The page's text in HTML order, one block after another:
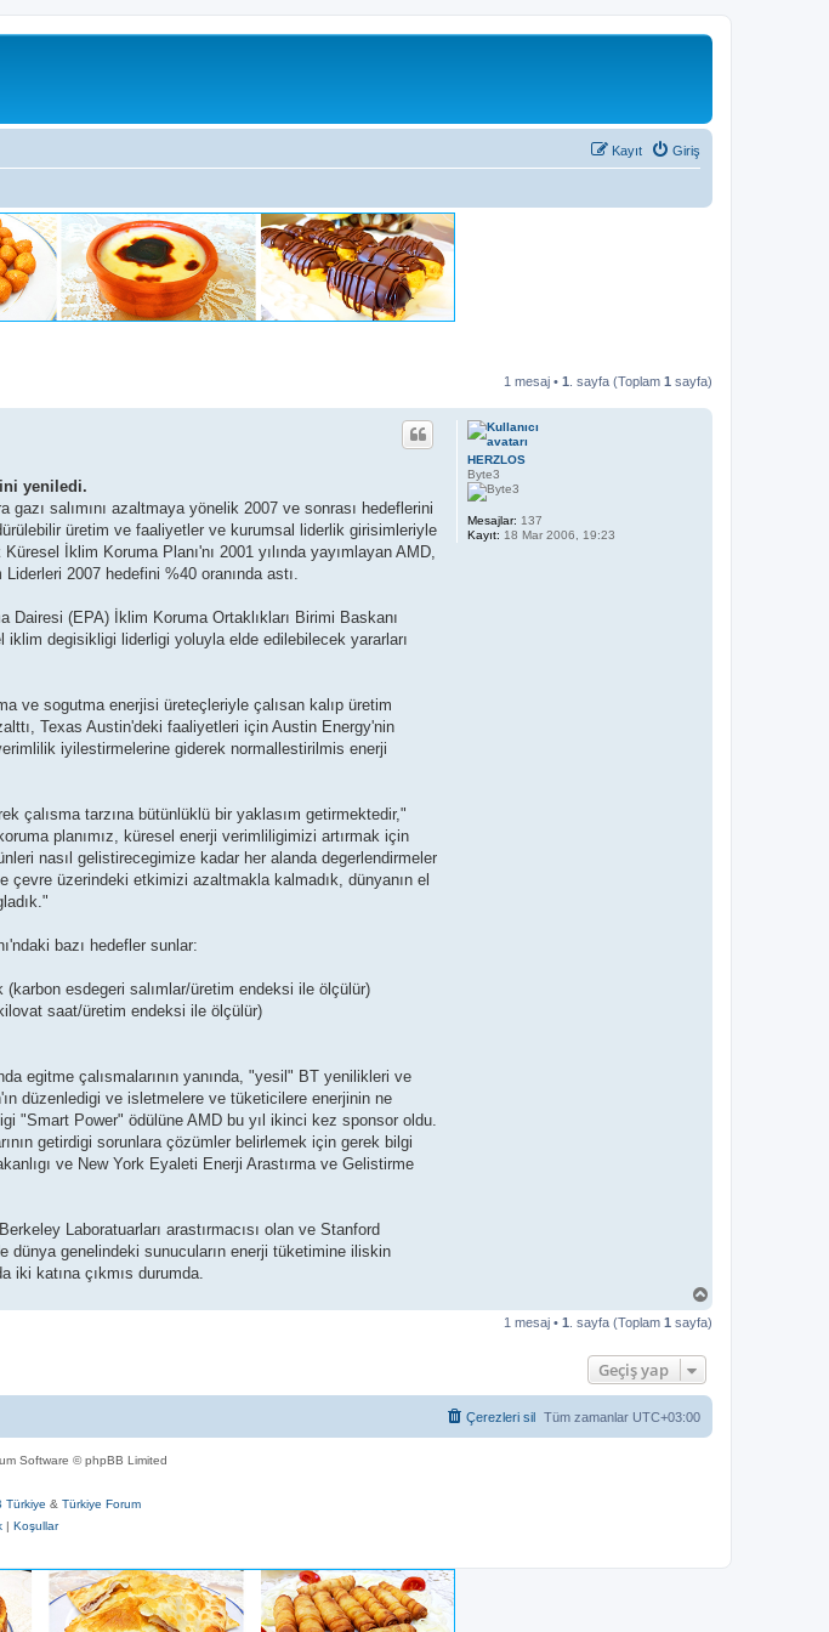
Giriş
Kayıt
1 mesaj • 1 . sayfa (Toplam 1 sayfa)
HERZLOS
Byte3
Mesajlar: 137
Kayıt: 18 Mar 2006, 19:23
yeniledi.
salımını azaltmaya yönelik 2007 ve sonrası hedeflerini
üretim ve faaliyetler ve kurumsal liderlik girisimleriyle
İklim Koruma Planı'nı 2001 yılında yayımlayan AMD,
2007 hedefini %40 oranında astı.
Dairesi (EPA) İklim Koruma Ortaklıkları Birimi Baskanı
degisikligi liderligi yoluyla elde edilebilecek yararları
ve sogutma enerjisi üreteçleriyle çalısan kalıp üretim
Texas Austin'deki faaliyetleri için Austin Energy'nin
iyilestirmelerine giderek normallestirilmis enerji
çalısma tarzına bütünlüklü bir yaklasım getirmektedir,"
planımız, küresel enerji verimliligimizi artırmak için
nasıl gelistirecegimize kadar her alanda degerlendirmeler
üzerindeki etkimizi azaltmakla kalmadık, dünyanın el
bazı hedefler sunlar:
(karbon esdegeri salımlar/üretim endeksi ile ölçülür)
saat/üretim endeksi ile ölçülür)
egitme çalısmalarının yanında, "yesil" BT yenilikleri ve
düzenledigi ve isletmelere ve tüketicilere enerjinin ne
"Smart Power" ödülüne AMD bu yıl ikinci kez sponsor oldu.
getirdigi sorunlara çözümler belirlemek için gerek bilgi
ve New York Eyaleti Enerji Arastırma ve Gelistirme
Laboratuarları arastırmacısı olan ve Stanford
dünya genelindeki sunucuların enerji tüketimine iliskin
iki katına çıkmıs durumda.
1 mesaj • 1 . sayfa (Toplam 1 sayfa)
Geçiş yap
Tüm zamanlar UTC+03:00
Çerezleri sil
Software © phpBB Limited
Türkiye & Türkiye Forum
| Koşullar